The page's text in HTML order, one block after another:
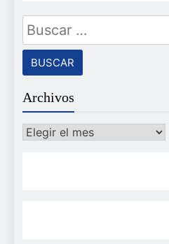
Buscar:
Archivos
Archivos